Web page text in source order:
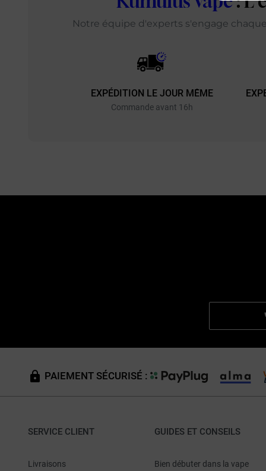
Notre équipe d'experts s'engage
EXPÉDITION LE JOUR MÊME
Commande avant 16h
PAIEMENT SÉCURISÉ :
SERVICE CLIENT
Livraisons
GUIDES ET CONSEILS
Bien débuter dans la vape